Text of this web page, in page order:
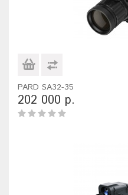
PARD SA32-35
202 000 р.